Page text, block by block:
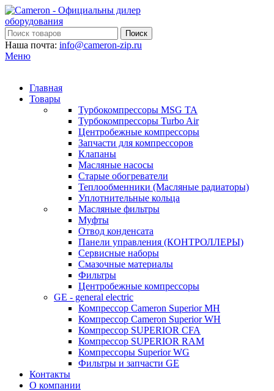
Поиск
Наша почта: info@cameron-zip.ru
Меню
Главная
Товары
Турбокомпрессоры MSG TA
Турбокомпрессоры Turbo Air
Центробежные компрессоры
Запчасти для компрессоров
Клапаны
Масляные насосы
Старые обогреватели
Теплообменники (Масляные радиаторы)
Уплотнительные кольца
Масляные фильтры
Муфты
Отвод конденсата
Панели управления (КОНТРОЛЛЕРЫ)
Сервисные наборы
Смазочные материалы
Фильтры
Центробежные компрессоры
GE - general electric
Компрессор Cameron Superior MH
Компрессор Cameron Superior WH
Компрессор SUPERIOR CFA
Компрессор SUPERIOR RAM
Компрессоры Superior WG
Фильтры и запчасти GE
Контакты
О компании